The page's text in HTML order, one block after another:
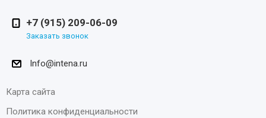
+7 (915) 209-06-09
Заказать звонок
Info@intena.ru
Карта сайта
Политика конфиденциальности